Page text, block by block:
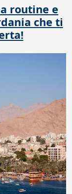
routine e
che ti